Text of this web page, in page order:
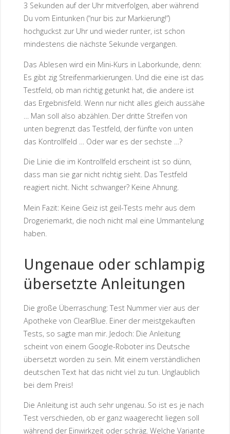
3 Sekunden auf der Uhr mitverfolgen, aber während
Du vom Eintunken (“nur bis zur Markierung!”)
hochguckst zur Uhr und wieder runter, ist schon
mindestens die nächste Sekunde vergangen.
Das Ablesen wird ein Mini-Kurs in Laborkunde, denn:
Es gibt zig Streifenmarkierungen. Und die eine ist das
Testfeld, ob man richtig getunkt hat, die andere ist
das Ergebnisfeld. Wenn nur nicht alles gleich aussähe
… Man soll also abzählen. Der dritte Streifen von
unten begrenzt das Testfeld, der fünfte von unten
das Kontrollfeld … Oder war es der sechste …?
Die Linie die im Kontrollfeld erscheint ist so dünn,
dass man sie gar nicht richtig sieht. Das Testfeld
reagiert nicht. Nicht schwanger? Keine Ahnung.
Mein Fazit: Keine Geiz ist geil-Tests mehr aus dem
Drogeriemarkt, die noch nicht mal eine Ummantelung
haben.
Ungenaue oder schlampig
übersetzte Anleitungen
Die große Überraschung: Test Nummer vier aus der
Apotheke von ClearBlue. Einer der meistgekauften
Tests, so sagte man mir. Jedoch: Die Anleitung
scheint von einem Google-Roboter ins Deutsche
übersetzt worden zu sein. Mit einem verständlichen
deutschen Text hat das nicht viel zu tun. Unglaublich
bei dem Preis!
Die Anleitung ist auch sehr ungenau. So ist es je nach
Test verschieden, ob er ganz waagerecht liegen soll
während der Einwirkzeit oder schräg. Welche Variante